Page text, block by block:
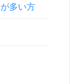
多い方